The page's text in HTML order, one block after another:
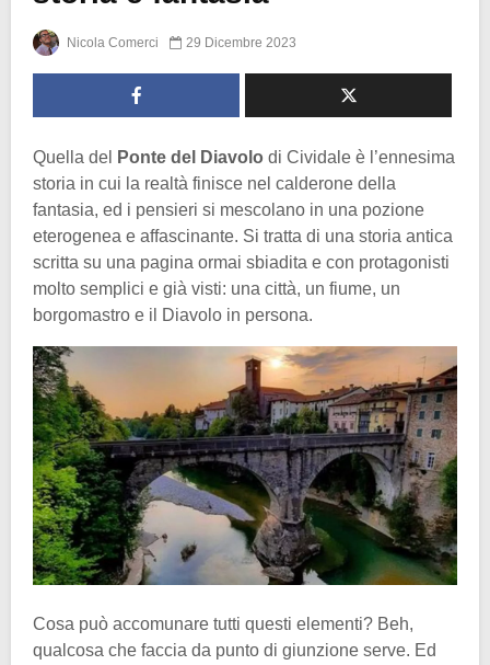
Nicola Comerci 29 Dicembre 2023
Quella del Ponte del Diavolo di Cividale è l’ennesima
storia in cui la realtà finisce nel calderone della
fantasia, ed i pensieri si mescolano in una pozione
eterogenea e affascinante. Si tratta di una storia antica
scritta su una pagina ormai sbiadita e con protagonisti
molto semplici e già visti: una città, un fiume, un
borgomastro e il Diavolo in persona.
Cosa può accomunare tutti questi elementi? Beh,
qualcosa che faccia da punto di giunzione serve. Ed